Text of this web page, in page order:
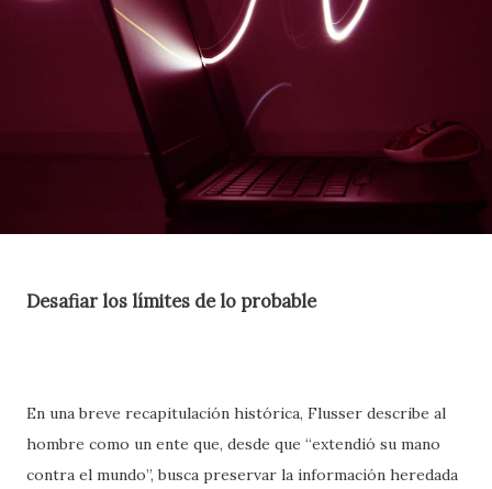
Desafiar los límites de lo probable
En una breve recapitulación histórica, Flusser describe al
hombre como un ente que, desde que “extendió su mano
contra el mundo”, busca preservar la información heredada